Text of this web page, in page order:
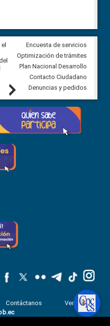
Veeduría Ciudadana para
construcción del asfaltado de
Ballenita del cantón Santa
7 agosto, 2026
Next
Encuesta de servicios
Optimización de trámites
Plan Nacional Desarrollo
Contacto Ciudadano
Denuncias y pedidos
Contáctanos
Ventanilla